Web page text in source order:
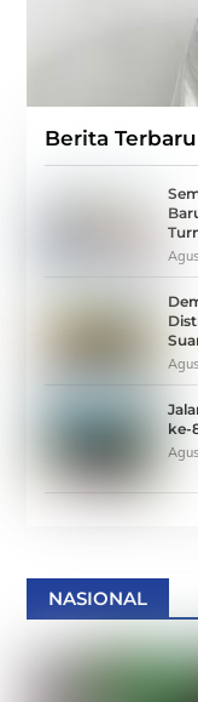
Berita Terbaru
ke-
NASIONAL